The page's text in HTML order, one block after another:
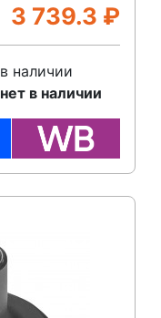
3 739.3 ₽
в наличии
нет в наличии